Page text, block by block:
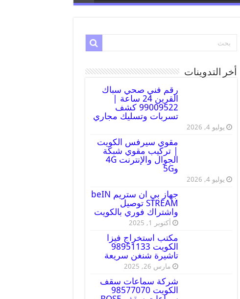
أخر التدوينات
رقم فني صحي سباك
القرين 24 ساعة |
99009522 كشف
تسربات وتسليك مجاري
يوليو 4, 2026
مقوي سيرفس الكويت
| تركيب مقوي شبكة
الجوال والإنترنت 4G
و5G
يوليو 4, 2026
جهاز بي ان ستريم beIN
STREAM توصيل
واشتراك فوري بالكويت
أكتوبر 1, 2025
مكتب استخراج فيزا
الكويت 98951133
تاشيرة شنغن سريعة
مارس 26, 2025
شركة سماعات سقف
الكويت 98577070